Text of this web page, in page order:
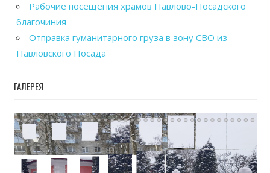
Рабочие посещения храмов Павлово-Посадского
благочиния
Отправка гуманитарного груза в зону СВО из
Павловского Посада
ГАЛЕРЕЯ